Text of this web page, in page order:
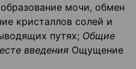
мочи, обмен
кристаллов солей и
путях; Общие
введения Ощущение